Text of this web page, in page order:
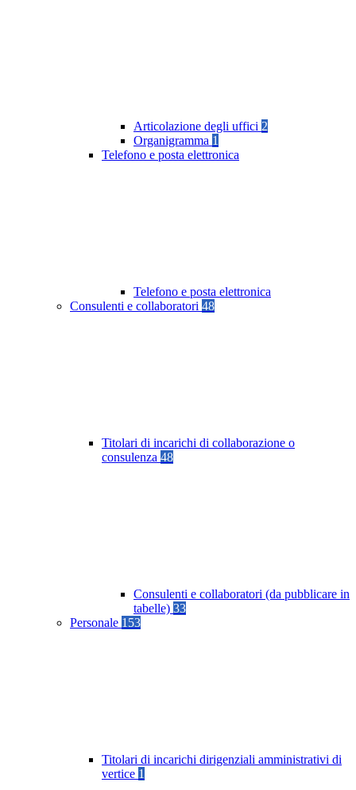
Articolazione degli uffici 2
Organigramma 1
Telefono e posta elettronica
Telefono e posta elettronica
Consulenti e collaboratori 48
Titolari di incarichi di collaborazione o
consulenza 48
Consulenti e collaboratori (da pubblicare in
tabelle) 33
Personale 153
Titolari di incarichi dirigenziali amministrativi di
vertice 1